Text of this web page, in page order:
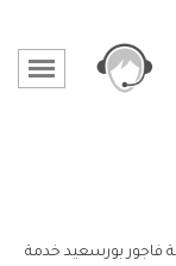
فاجور بورسعيد خدمة